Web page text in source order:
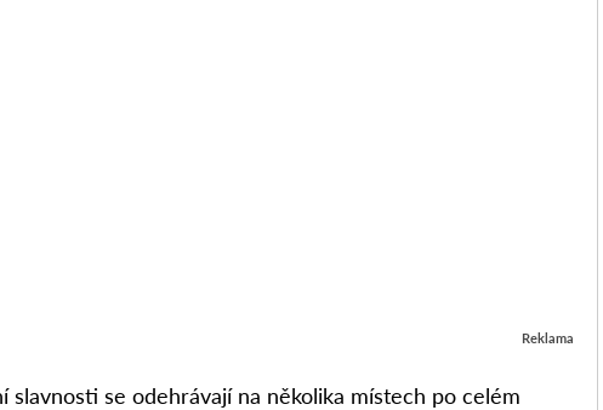
Reklama
slavnosti se odehrávají na několika místech po celém